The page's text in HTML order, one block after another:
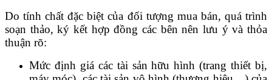
Do tính chất đặc biệt của đối tượng mua bán, quá trình
soạn thảo, ký kết hợp đồng các bên nên lưu ý và thỏa
thuận rõ:
Mức định giá các tài sản hữu hình (trang thiết bị,